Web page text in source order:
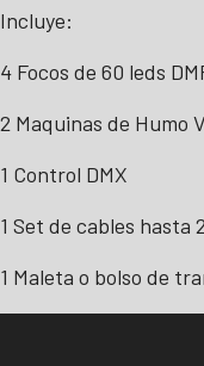
Incluye:
4 Focos de 60 leds
2 Maquinas de Humo
1 Control DMX
1 Set de cables hasta
1 Maleta o bolso de